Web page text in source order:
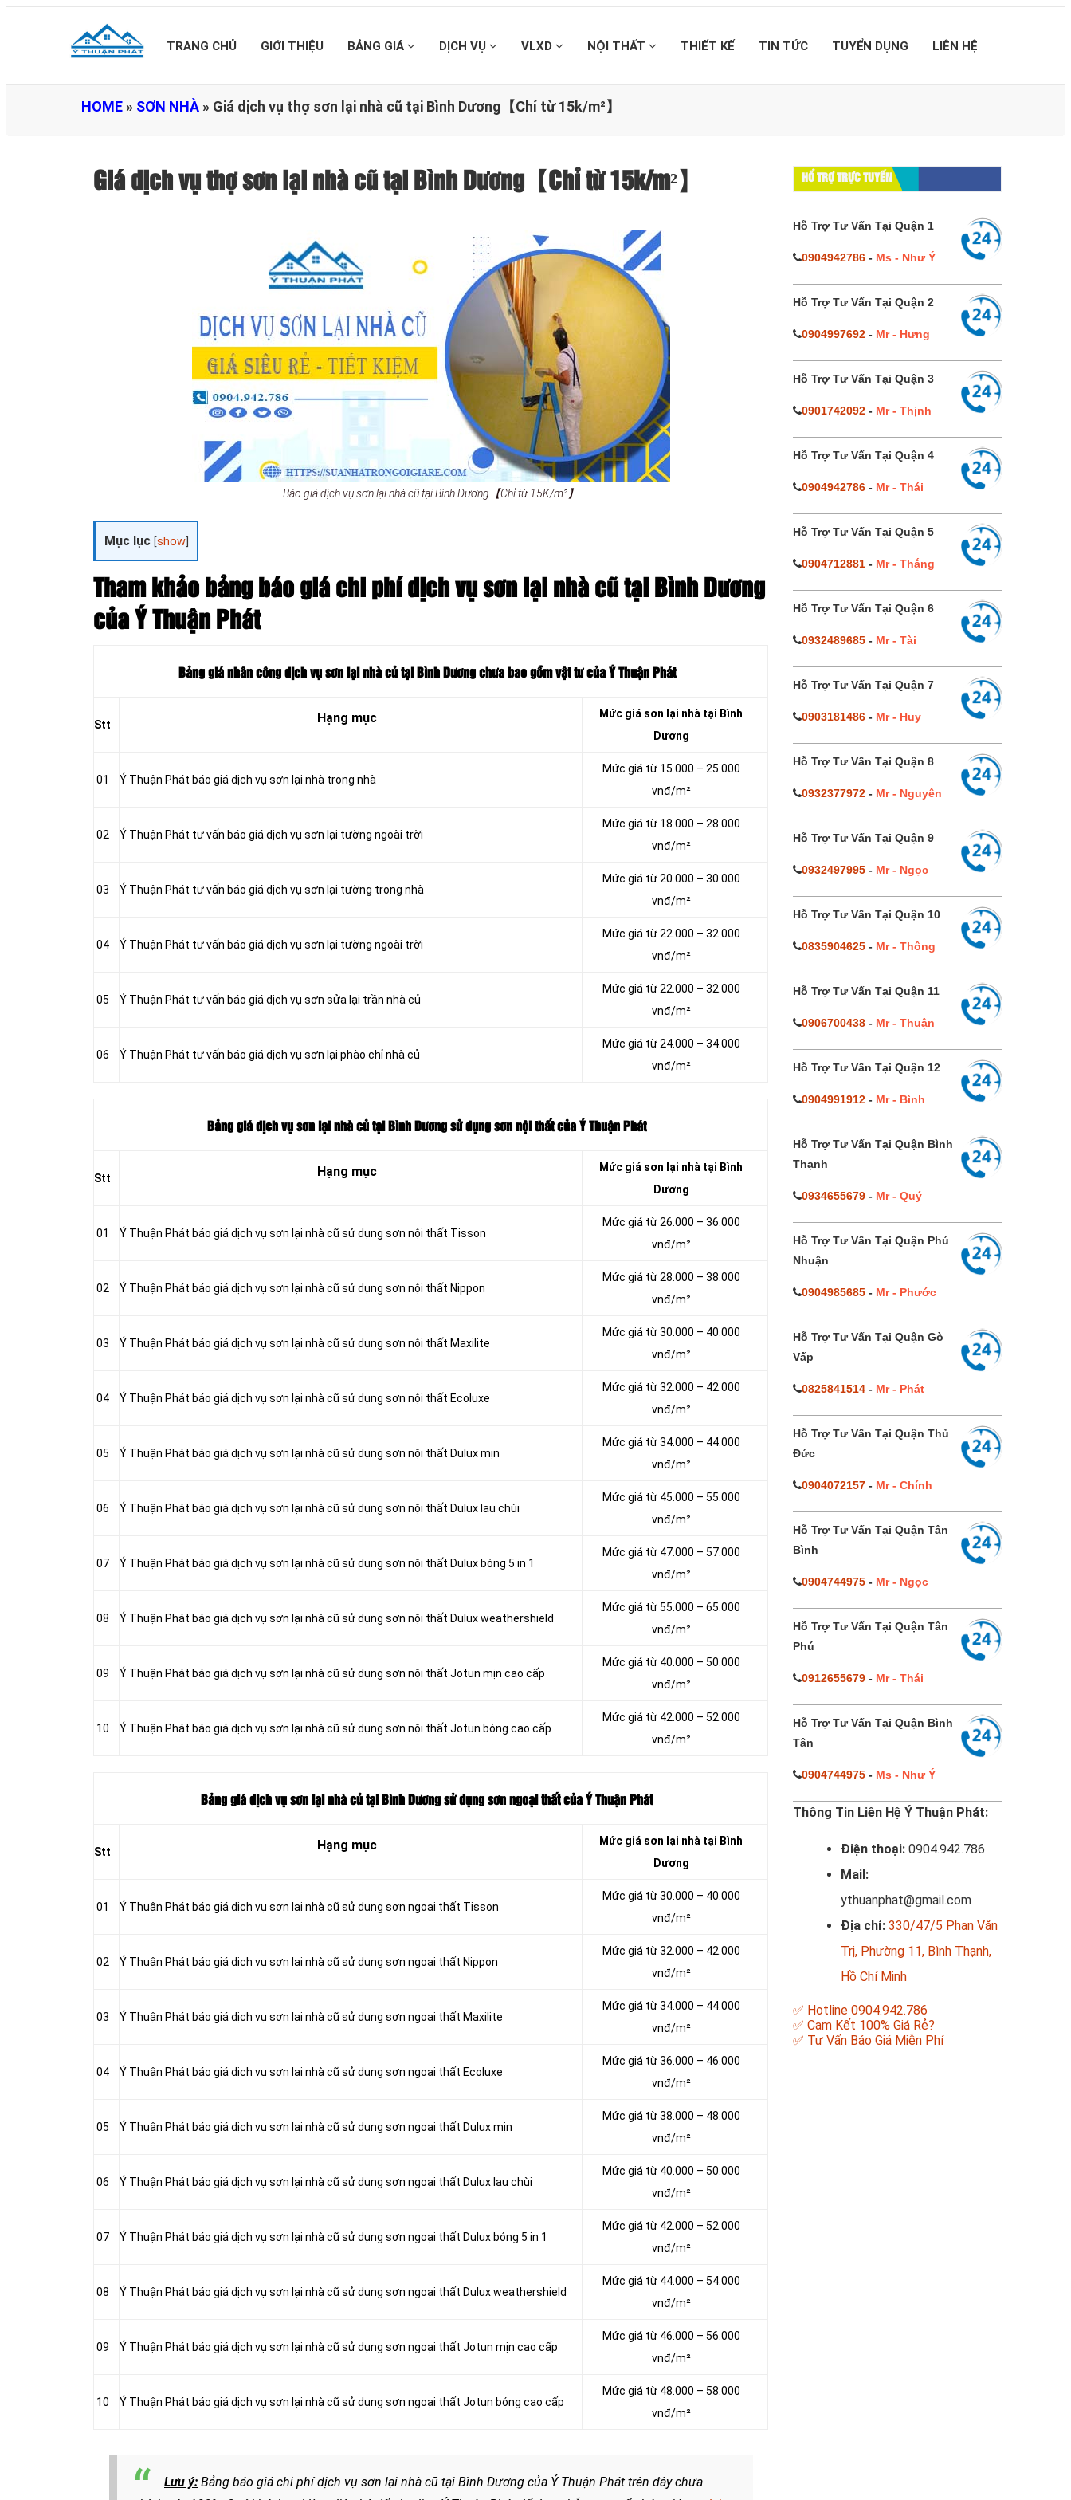
TRANG CHỦ GIỚI THIỆU BẢNG GIÁ DỊCH VỤ VLXD NỘI THẤT THIẾT KẾ TIN TỨC TUYỂN DỤNG LIÊN HỆ
HOME » SƠN NHÀ » Giá dịch vụ thợ sơn lại nhà cũ tại Bình Dương【Chỉ từ 15k/m²】
Giá dịch vụ thợ sơn lại nhà cũ tại Bình Dương【Chỉ từ 15k/m²】
Báo giá dịch vụ sơn lại nhà cũ tại Bình Dương【Chỉ từ 15K/m²】
Mục lục [show
Tham khảo bảng báo giá chi phí dịch vụ sơn lại nhà cũ tại Bình Dương
của Ý Thuận Phát
Bảng giá nhân công dịch vụ sơn lại nhà củ tại Bình Dương chưa bao gồm vật tư của Ý Thuận Phát
Stt Hạng mục
Mức giá sơn lại nhà tại Bình
Dương
01 Ý Thuận Phát báo giá dịch vụ sơn lại nhà trong nhà
Mức giá từ 15.000 – 25.000
vnđ/m²
02 Ý Thuận Phát tư vấn báo giá dịch vụ sơn lại tường ngoài trời
Mức giá từ 18.000 – 28.000
vnđ/m²
03 Ý Thuận Phát tư vấn báo giá dịch vụ sơn lại tường trong nhà
Mức giá từ 20.000 – 30.000
vnđ/m²
04 Ý Thuận Phát tư vấn báo giá dịch vụ sơn lại tường ngoài trời
Mức giá từ 22.000 – 32.000
vnđ/m²
05 Ý Thuận Phát tư vấn báo giá dịch vụ sơn sửa lại trần nhà củ
Mức giá từ 22.000 – 32.000
vnđ/m²
06 Ý Thuận Phát tư vấn báo giá dịch vụ sơn lại phào chỉ nhà củ
Mức giá từ 24.000 – 34.000
vnđ/m²
Bảng giá dịch vụ sơn lại nhà củ tại Bình Dương sử dụng sơn nội thất của Ý Thuận Phát
Stt Hạng mục
Mức giá sơn lại nhà tại Bình
Dương
01 Ý Thuận Phát báo giá dịch vụ sơn lại nhà cũ sử dụng sơn nội thất Tisson
Mức giá từ 26.000 – 36.000
vnđ/m²
02 Ý Thuận Phát báo giá dịch vụ sơn lại nhà cũ sử dụng sơn nội thất Nippon
Mức giá từ 28.000 – 38.000
vnđ/m²
03 Ý Thuận Phát báo giá dịch vụ sơn lại nhà cũ sử dụng sơn nội thất Maxilite
Mức giá từ 30.000 – 40.000
vnđ/m²
04 Ý Thuận Phát báo giá dịch vụ sơn lại nhà cũ sử dụng sơn nội thất Ecoluxe
Mức giá từ 32.000 – 42.000
vnđ/m²
05 Ý Thuận Phát báo giá dịch vụ sơn lại nhà cũ sử dụng sơn nội thất Dulux mịn
Mức giá từ 34.000 – 44.000
vnđ/m²
06 Ý Thuận Phát báo giá dịch vụ sơn lại nhà cũ sử dụng sơn nội thất Dulux lau chùi
Mức giá từ 45.000 – 55.000
vnđ/m²
07 Ý Thuận Phát báo giá dịch vụ sơn lại nhà cũ sử dụng sơn nội thất Dulux bóng 5 in 1
Mức giá từ 47.000 – 57.000
vnđ/m²
08 Ý Thuận Phát báo giá dịch vụ sơn lại nhà cũ sử dụng sơn nội thất Dulux weathershield
Mức giá từ 55.000 – 65.000
vnđ/m²
09 Ý Thuận Phát báo giá dịch vụ sơn lại nhà cũ sử dụng sơn nội thất Jotun mịn cao cấp
Mức giá từ 40.000 – 50.000
vnđ/m²
10 Ý Thuận Phát báo giá dịch vụ sơn lại nhà cũ sử dụng sơn nội thất Jotun bóng cao cấp
Mức giá từ 42.000 – 52.000
vnđ/m²
Bảng giá dịch vụ sơn lại nhà củ tại Bình Dương sử dụng sơn ngoại thất của Ý Thuận Phát
Stt Hạng mục
Mức giá sơn lại nhà tại Bình
Dương
01 Ý Thuận Phát báo giá dịch vụ sơn lại nhà cũ sử dụng sơn ngoại thất Tisson
Mức giá từ 30.000 – 40.000
vnđ/m²
02 Ý Thuận Phát báo giá dịch vụ sơn lại nhà cũ sử dụng sơn ngoại thất Nippon
Mức giá từ 32.000 – 42.000
vnđ/m²
03 Ý Thuận Phát báo giá dịch vụ sơn lại nhà cũ sử dụng sơn ngoại thất Maxilite
Mức giá từ 34.000 – 44.000
vnđ/m²
04 Ý Thuận Phát báo giá dịch vụ sơn lại nhà cũ sử dụng sơn ngoại thất Ecoluxe
Mức giá từ 36.000 – 46.000
vnđ/m²
05 Ý Thuận Phát báo giá dịch vụ sơn lại nhà cũ sử dụng sơn ngoại thất Dulux mịn
Mức giá từ 38.000 – 48.000
vnđ/m²
06 Ý Thuận Phát báo giá dịch vụ sơn lại nhà cũ sử dụng sơn ngoại thất Dulux lau chùi
Mức giá từ 40.000 – 50.000
vnđ/m²
07 Ý Thuận Phát báo giá dịch vụ sơn lại nhà cũ sử dụng sơn ngoại thất Dulux bóng 5 in 1
Mức giá từ 42.000 – 52.000
vnđ/m²
08 Ý Thuận Phát báo giá dịch vụ sơn lại nhà cũ sử dụng sơn ngoại thất Dulux weathershield
Mức giá từ 44.000 – 54.000
vnđ/m²
09 Ý Thuận Phát báo giá dịch vụ sơn lại nhà cũ sử dụng sơn ngoại thất Jotun mịn cao cấp
Mức giá từ 46.000 – 56.000
vnđ/m²
10 Ý Thuận Phát báo giá dịch vụ sơn lại nhà cũ sử dụng sơn ngoại thất Jotun bóng cao cấp
Mức giá từ 48.000 – 58.000
vnđ/m²
Lưu ý: Bảng báo giá chi phí dịch vụ sơn lại nhà cũ tại Bình Dương của Ý Thuận Phát trên đây chưa
HỔ TRỢ TRỰC TUYẾN
Hỗ Trợ Tư Vấn Tại Quận 1
0904942786- Ms - Như Ý
Hỗ Trợ Tư Vấn Tại Quận 2
0904997692- Mr - Hưng
Hỗ Trợ Tư Vấn Tại Quận 3
0901742092- Mr - Thịnh
Hỗ Trợ Tư Vấn Tại Quận 4
0904942786- Mr - Thái
Hỗ Trợ Tư Vấn Tại Quận 5
0904712881- Mr - Thắng
Hỗ Trợ Tư Vấn Tại Quận 6
0932489685- Mr - Tài
Hỗ Trợ Tư Vấn Tại Quận 7
0903181486- Mr - Huy
Hỗ Trợ Tư Vấn Tại Quận 8
0932377972- Mr - Nguyên
Hỗ Trợ Tư Vấn Tại Quận 9
0932497995- Mr - Ngọc
Hỗ Trợ Tư Vấn Tại Quận 10
0835904625- Mr - Thông
Hỗ Trợ Tư Vấn Tại Quận 11
0906700438- Mr - Thuận
Hỗ Trợ Tư Vấn Tại Quận 12
0904991912- Mr - Bình
Hỗ Trợ Tư Vấn Tại Quận Bình
Thạnh
0934655679- Mr - Quý
Hỗ Trợ Tư Vấn Tại Quận Phú
Nhuận
0904985685- Mr - Phước
Hỗ Trợ Tư Vấn Tại Quận Gò
Vấp
0825841514- Mr - Phát
Hỗ Trợ Tư Vấn Tại Quận Thủ
Đức
0904072157- Mr - Chính
Hỗ Trợ Tư Vấn Tại Quận Tân
Bình
0904744975- Mr - Ngọc
Hỗ Trợ Tư Vấn Tại Quận Tân
Phú
0912655679- Mr - Thái
Hỗ Trợ Tư Vấn Tại Quận Bình
Tân
0904744975- Ms - Như Ý
Thông Tin Liên Hệ Ý Thuận Phát:
Điện thoại: 0904.942.786
Mail:
ythuanphat@gmail.com
Địa chỉ: 330/47/5 Phan Văn
Trị, Phường 11, Bình Thạnh,
Hồ Chí Minh
✅ Hotline 0904.942.786
✅ Cam Kết 100% Giá Rẻ?
✅ Tư Vấn Báo Giá Miễn Phí